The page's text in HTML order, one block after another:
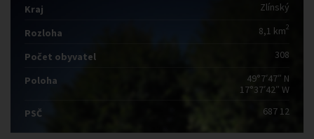
Kraj Zlínský
Rozloha 8,1 km2
Počet obyvatel 308
Poloha
49°7′47″ N
17°37′42″ W
PSČ
687 12